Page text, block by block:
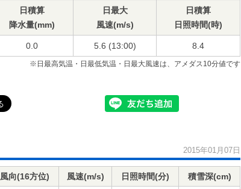
日積算
降水量(mm)
日最大
風速(m/s)
日積算
日照時間(時)
0.0 5.6 (13:00) 8.4
※日最高気温・日最低気温・日最大風速は、アメダス10分値です
2015年01月07日
風向(16方位) 風速(m/s) 日照時間(分) 積雪深(cm)